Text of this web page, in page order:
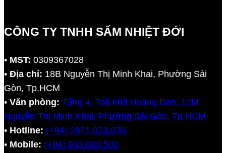
CÔNG TY TNHH SẤM NHIỆT ĐỚI
• MST: 0309367028
• Địa chỉ: 18B Nguyễn Thị Minh Khai, Phường Sài
Gòn, Tp.HCM
• Văn phòng: Tầng 4, Toà nhà Hoàng Đan, 12M
Nguyễn Thị Minh Khai, Phường Sài Gòn, Tp.HCM
• Hotline: (+84) 2871.078.078
• Mobile: (+84) 933.083.503